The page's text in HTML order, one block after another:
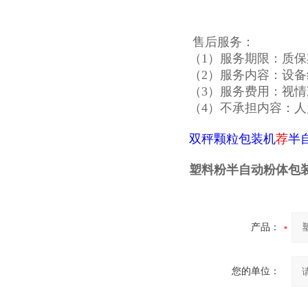
售后服务：
（1）服务期限：质
（2）服务内容：设
（3）服务费用：视
（4）不承担内容：
双秤颗粒包装机荐半
塑料粉半自动粉体包
产品：
您的单位：